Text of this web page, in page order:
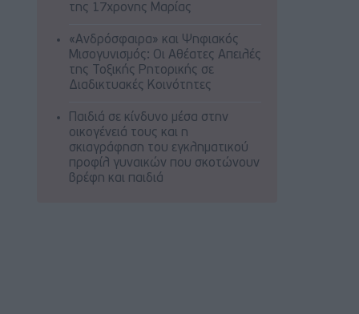
της 17χρονης Μαρίας
«Ανδρόσφαιρα» και Ψηφιακός
Μισογυνισμός: Οι Αθέατες Απειλές
της Τοξικής Ρητορικής σε
Διαδικτυακές Κοινότητες
Παιδιά σε κίνδυνο μέσα στην
οικογένειά τους και η
σκιαγράφηση του εγκληματικού
προφίλ γυναικών που σκοτώνουν
βρέφη και παιδιά